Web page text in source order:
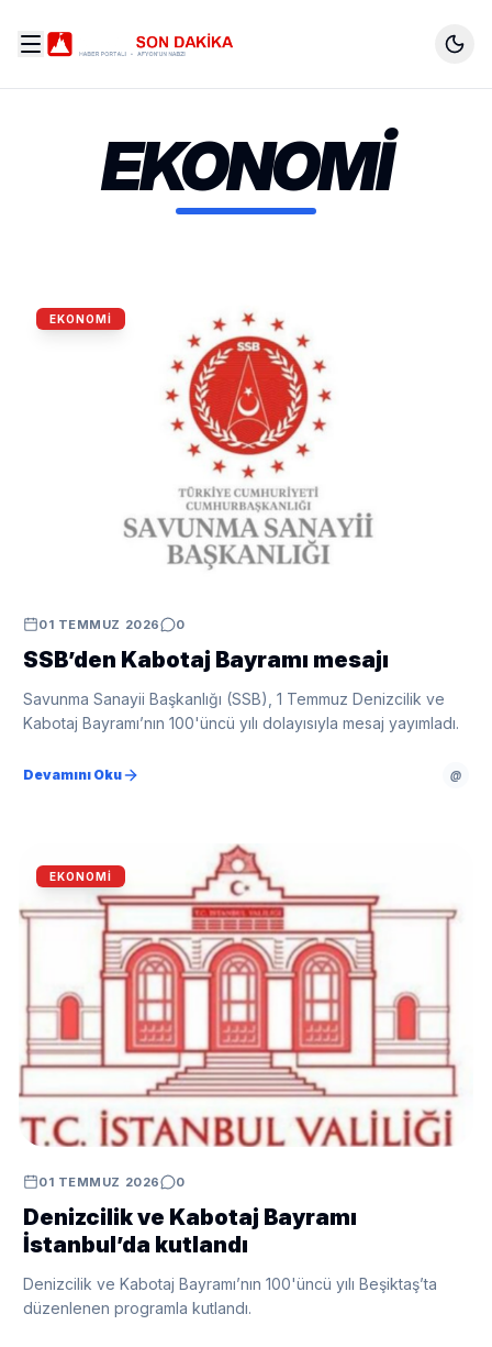
EKONOMI
EKONOMI
01 TEMMUZ 2026 0
SSB’den Kabotaj Bayramı mesajı
Savunma Sanayii Başkanlığı (SSB), 1 Temmuz Denizcilik ve
Kabotaj Bayramı’nın 100'üncü yılı dolayısıyla mesaj yayımladı.
Devamını Oku @
EKONOMI
01 TEMMUZ 2026 0
Denizcilik ve Kabotaj Bayramı
İstanbul’da kutlandı
Denizcilik ve Kabotaj Bayramı’nın 100'üncü yılı Beşiktaş’ta
düzenlenen programla kutlandı.